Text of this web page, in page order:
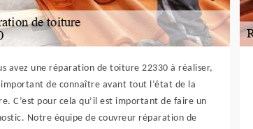
avez une réparation de toiture 22330 à réaliser,
de connaître avant tout l’état de la
C’est pour cela qu’il est important de faire un
Notre équipe de couvreur réparation de